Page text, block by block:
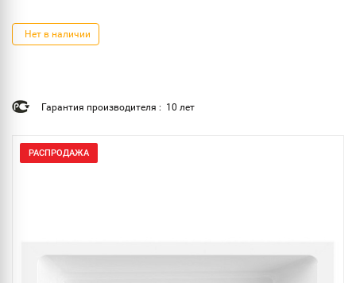
Нет в наличии
Гарантия производителя : 10 лет
РАСПРОДАЖА